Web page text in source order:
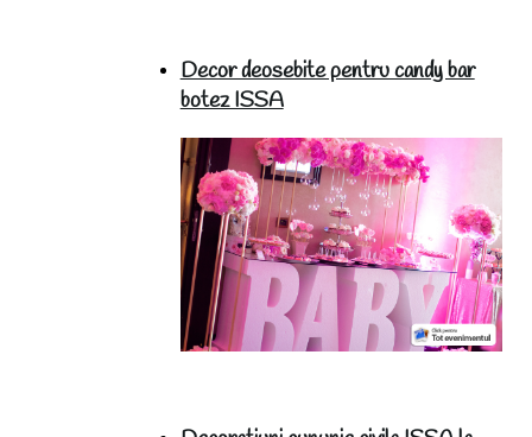
Decor deosebite pentru candy bar
botez ISSA